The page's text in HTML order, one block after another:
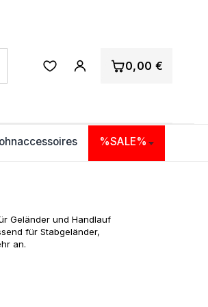
0,00 €
%SALE%
Geländer und Handlauf
für Stabgeländer,
an.